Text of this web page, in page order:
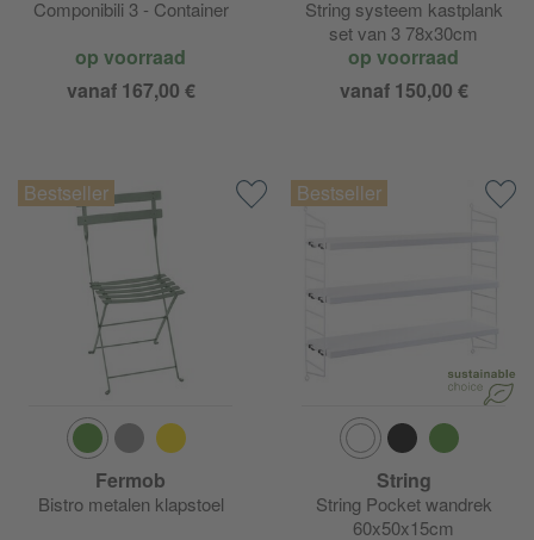
Componibili 3 - Container
op voorraad
vanaf 167,00 €
String systeem kastplank
set van 3 78x30cm
op voorraad
vanaf 150,00 €
Fermob
Bistro metalen klapstoel
String
String Pocket wandrek
60x50x15cm